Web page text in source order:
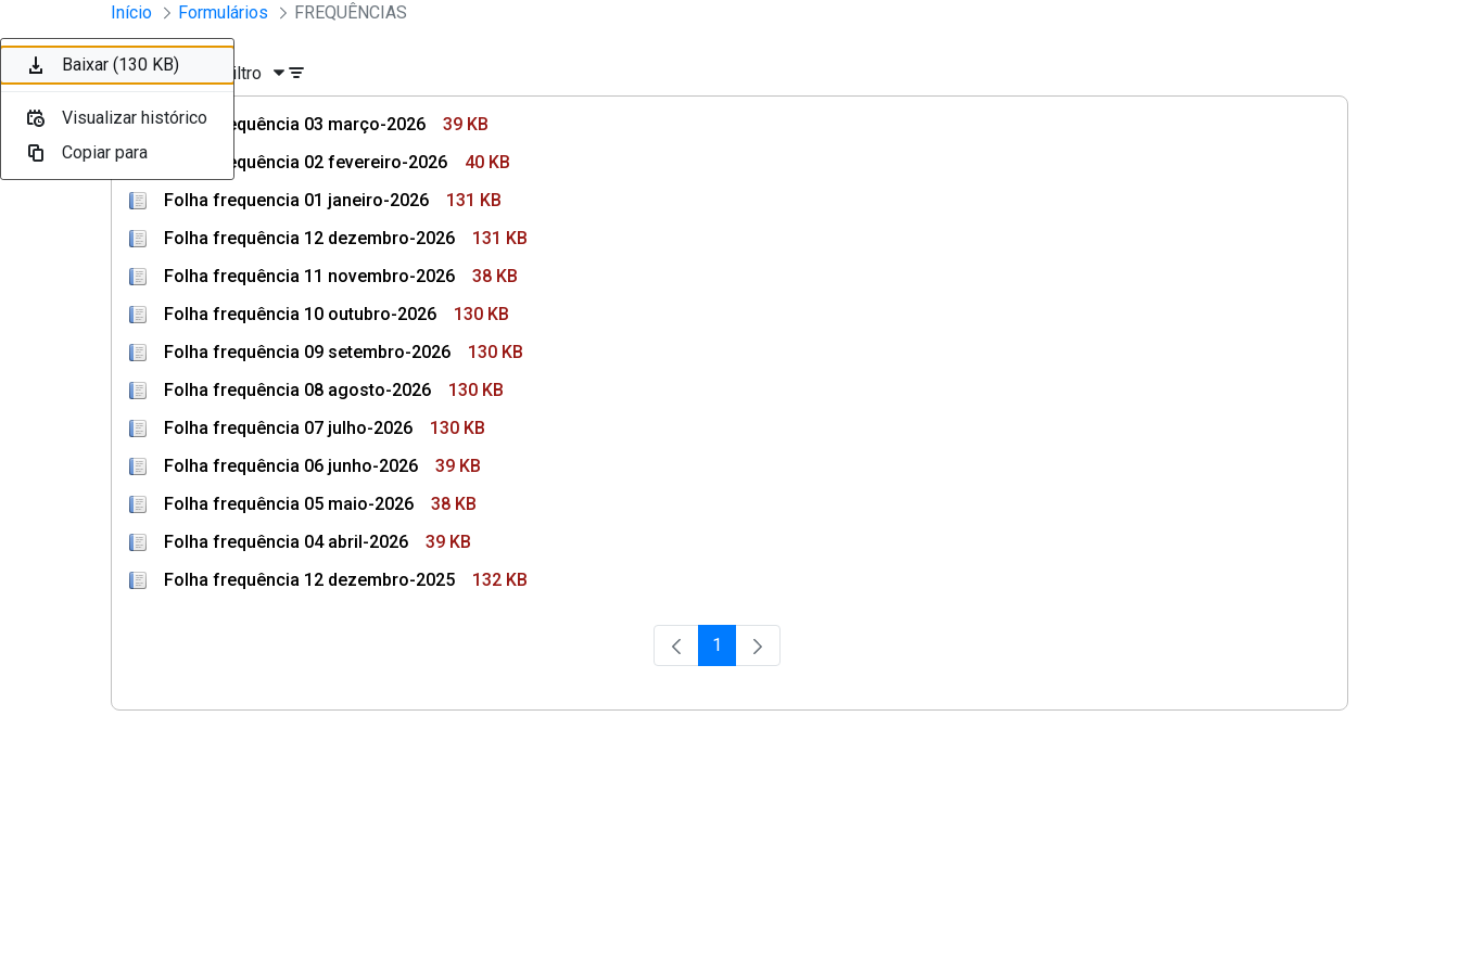
Pular para o Conteúdo principal
Divisão Minima - Escola Superior
Início Formulários FREQUÊNCIAS
Ordenar Filtro
Folha frequência 03 março-2026
39 KB
Folha frequência 02 fevereiro-2026
40 KB
Folha frequencia 01 janeiro-2026
131 KB
Folha frequência 12 dezembro-2026
131 KB
Folha frequência 11 novembro-2026
38 KB
Folha frequência 10 outubro-2026
130 KB
Folha frequência 09 setembro-2026
130 KB
Folha frequência 08 agosto-2026
130 KB
Folha frequência 07 julho-2026
130 KB
Folha frequência 06 junho-2026
39 KB
Folha frequência 05 maio-2026
38 KB
Folha frequência 04 abril-2026
39 KB
Folha frequência 12 dezembro-2025
132 KB
Página
1
Baixar (39 KB)
Visualizar histórico
Copiar para
Baixar (40 KB)
Visualizar histórico
Copiar para
Baixar (131 KB)
Visualizar histórico
Copiar para
Baixar (131 KB)
Visualizar histórico
Copiar para
Baixar (38 KB)
Visualizar histórico
Copiar para
Baixar (130 KB)
Visualizar histórico
Copiar para
Baixar (130 KB)
Visualizar histórico
Copiar para